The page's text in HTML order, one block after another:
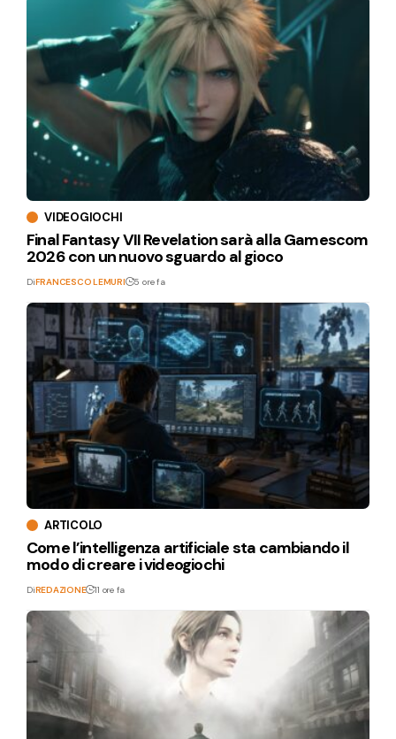
VIDEOGIOCHI
Final Fantasy VII Revelation sarà alla Gamescom
2026 con un nuovo sguardo al gioco
DiFRANCESCO LEMURI 5 ore fa
ARTICOLO
Come l’intelligenza artificiale sta cambiando il
modo di creare i videogiochi
DiREDAZIONE 11 ore fa